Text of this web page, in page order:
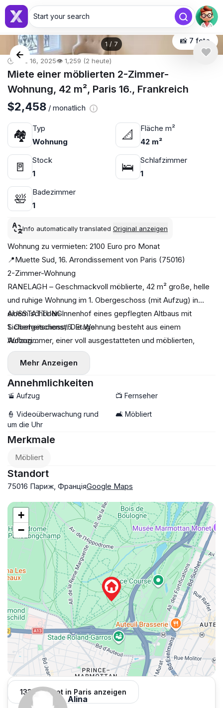
Start your search
1 / 7 📸 7 foto
🕒 Dez 16, 2025👁️ 1,259 (2 heute)
Miete einer möblierten 2-Zimmer-
Wohnung, 42 m², Paris 16., Frankreich
$2,458 / monatlich
🏘
Typ
Wohnung
📐
Fläche m²
42 m²
🚪
Stock
1
🛌
Schlafzimmer
1
🛀
Badezimmer
1
Info automatically translated Original anzeigen
Wohnung zu vermieten: 2100 Euro pro Monat
📍Muette Sud, 16. Arrondissement von Paris (75016)
2-Zimmer-Wohnung
RANELAGH – Geschmackvoll möblierte, 42 m² große, helle
und ruhige Wohnung im 1. Obergeschoss (mit Aufzug) in
einem schönen Innenhof eines gepflegten Altbaus mit
Sicherheitsdienst. Die Wohnung besteht aus einem
Wohnzimmer, einer voll ausgestatteten und möblierten,
halboffenen Küche, einem Badezimmer und einem separaten
WC. Gegensprechanlage mit digitalem Code. Großer Keller.
AUSSTATTUNG
1. Obergeschoss/6. Etage
Aufzug
1 separates WC
Möbliert
1 Schlafzimmer
Mehr Anzeigen
Annehmlichkeiten
🚡 Aufzug 📺 Fernseher
👮 Videoüberwachung rund
um die Uhr
🛋️ Möbliert
Merkmale
Möbliert
Standort
75016 Париж, ФранціяGoogle Maps
+
−
133 Angebot in Paris anzeigen
Alina